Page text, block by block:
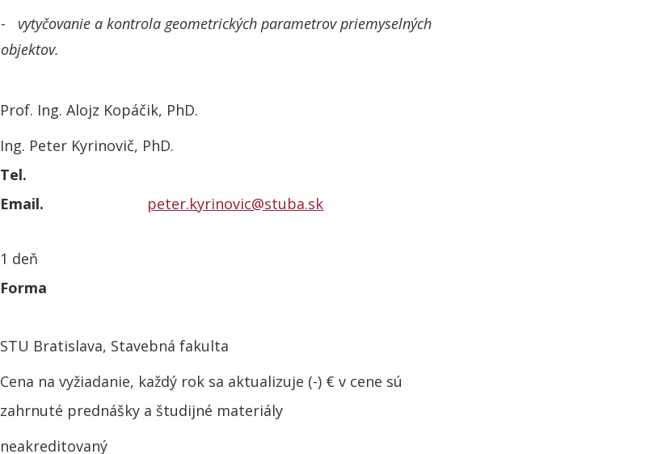
- vytyčovanie a kontrola geometrických parametrov priemyselných
objektov.
Prof. Ing. Alojz Kopáčik, PhD.
Ing. Peter Kyrinovič, PhD.
Tel.
Email.
peter.kyrinovic@stuba.sk
1 deň
Forma
STU Bratislava, Stavebná fakulta
Cena na vyžiadanie, každý rok sa aktualizuje (-) € v cene sú
zahrnuté prednášky a študijné materiály
neakreditovaný